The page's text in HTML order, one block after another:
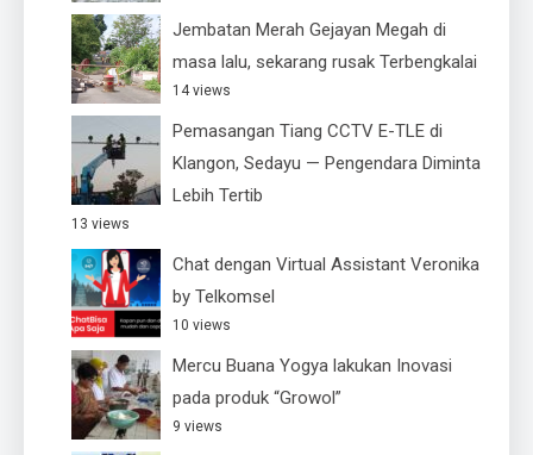
Jembatan Merah Gejayan Megah di
masa lalu, sekarang rusak Terbengkalai
14 views
Pemasangan Tiang CCTV E-TLE di
Klangon, Sedayu — Pengendara Diminta
Lebih Tertib
13 views
Chat dengan Virtual Assistant Veronika
by Telkomsel
10 views
Mercu Buana Yogya lakukan Inovasi
pada produk “Growol”
9 views